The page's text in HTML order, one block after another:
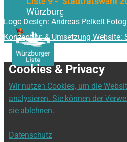
Würzburg
Logo Design: Andreas Pelkeit
Konzeption & Umsetzung Website:
Cookies & Privacy
Wir nutzen Cookies, um die
analysieren. Sie können der
sie ablehnen.
Datenschutz